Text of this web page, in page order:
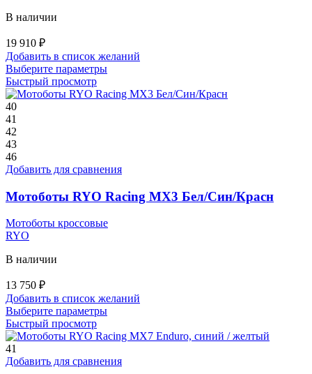
В наличии
19 910 ₽
Добавить в список желаний
Выберите параметрыЭтот
имеет
на
товара.
Быстрый просмотр
40
41
42
43
46
Добавить для сравнения
Мотоботы RYO Racing MX3 Бел/Син/Красн
Мотоботы кроссовые
RYO
В наличии
13 750 ₽
Добавить в список желаний
Выберите параметрыЭтот
имеет
вариаций.
Быстрый просмотр
41
Добавить для сравнения